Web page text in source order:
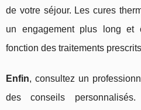
de votre séjour. Les cures
un engagement plus long et
fonction des traitements
Enfin, consultez un
des conseils